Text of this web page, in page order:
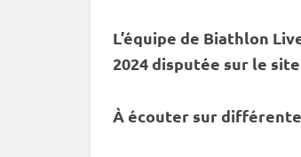
L’équipe de Biathlon
2024 disputée sur le site
À écouter sur